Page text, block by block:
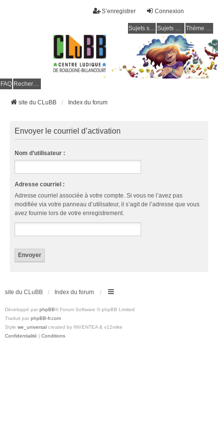
Connexion
S’enregistrer
Sujets sans réponse Sujets actifs Thème clair / foncé
FAQ Rechercher
site du CLuBB Index du forum
Envoyer le courriel d’activation
Nom d’utilisateur :
Adresse courriel :
Adresse courriel associée à votre compte. Si vous ne l’avez pas
modifiée via votre panneau d’utilisateur, il s’agit de l’adresse que vous
avez fournie lors de votre enregistrement.
site du CLuBB Index du forum
Développé par phpBB® Forum Software © phpBB Limited
Traduit par phpBB-fr.com
Style we_universal created by INVENTEA & v12mike
Confidentialité | Conditions